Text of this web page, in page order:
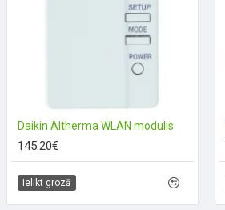
Daikin Altherma WLAN modulis
145.20€
Ielikt grozā